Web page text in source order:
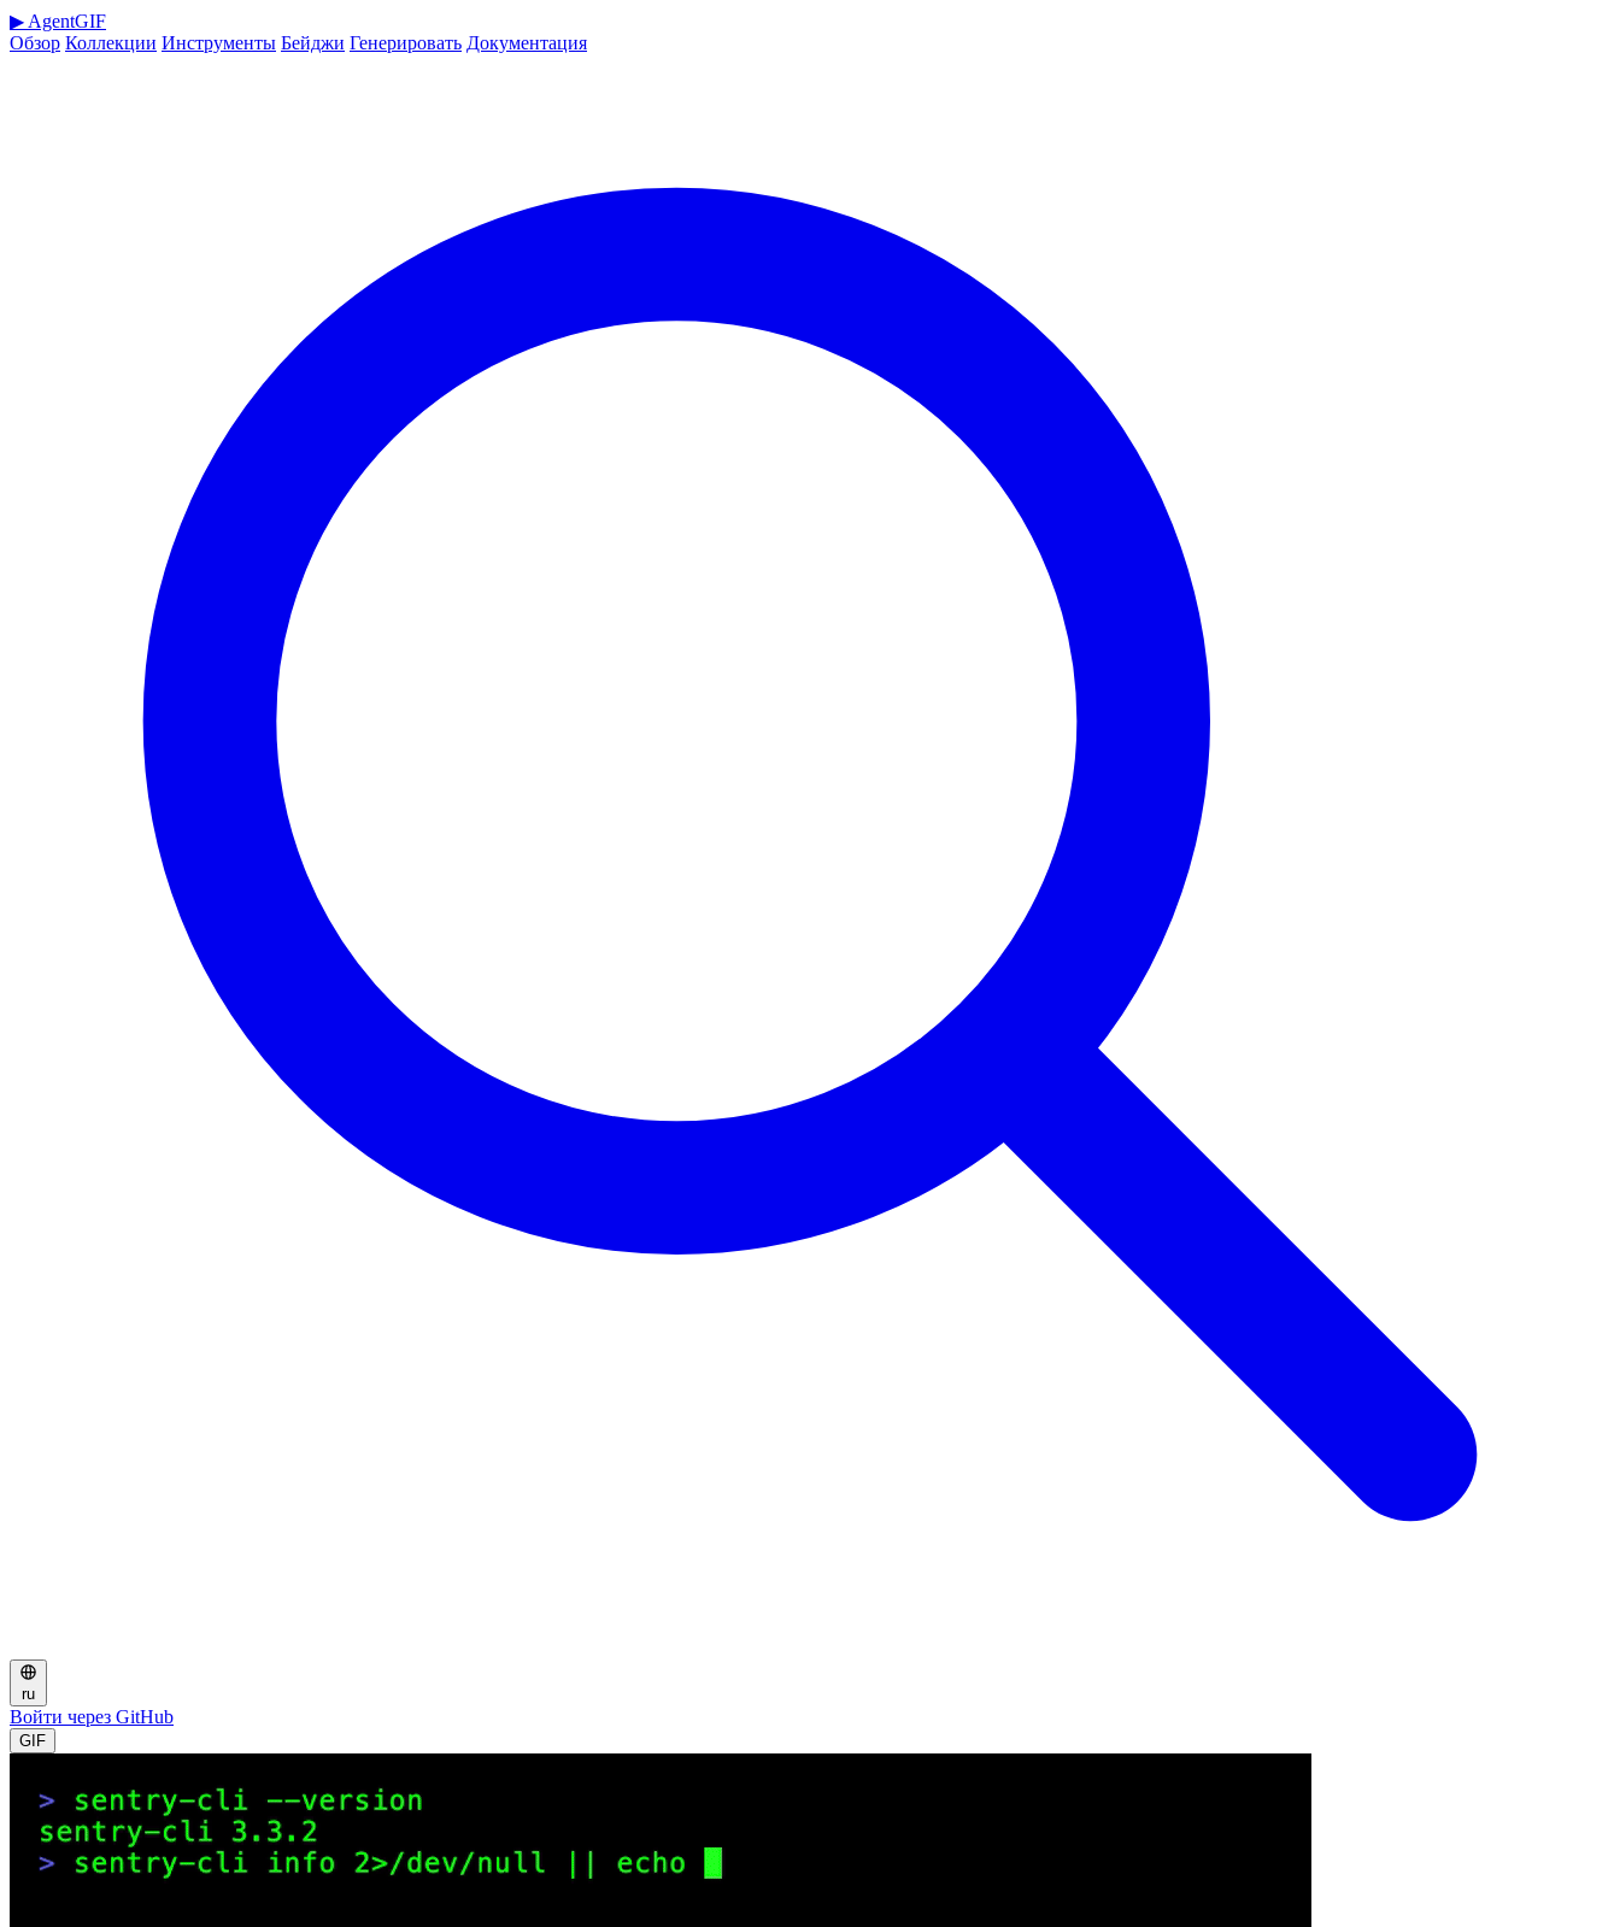
▶ AgentGIF
Обзор Коллекции Инструменты Бейджи Генерировать Документация
ru
Войти через GitHub
GIF